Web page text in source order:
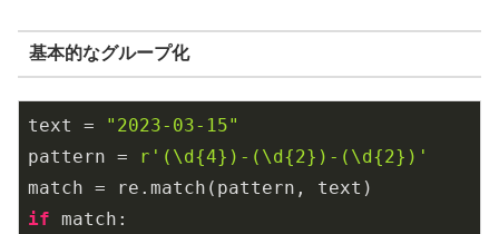
基本的なグループ化
text =
"2023-03-15"
pattern =
r'(\d{4})-(\d{2})-(\d{2})'
if match: